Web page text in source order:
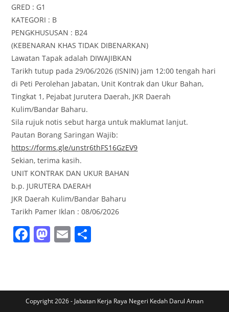
GRED : G1
KATEGORI : B
PENGKHUSUSAN : B24
(KEBENARAN KHAS TIDAK DIBENARKAN)
Lawatan Tapak adalah DIWAJIBKAN
Tarikh tutup pada 29/06/2026 (ISNIN) jam 12:00 tengah hari
di Peti Perolehan Jabatan, Unit Kontrak dan Ukur Bahan,
Tingkat 1, Pejabat Jurutera Daerah, JKR Daerah
Kulim/Bandar Baharu.
Sila rujuk notis sebut harga untuk maklumat lanjut.
Pautan Borang Saringan Wajib:
https://forms.gle/unstr6thFS16GzEV9
Sekian, terima kasih.
UNIT KONTRAK DAN UKUR BAHAN
b.p. JURUTERA DAERAH
JKR Daerah Kulim/Bandar Baharu
Tarikh Pamer Iklan : 08/06/2026
F
b
M
d
E
Copyright 2026 - Jabatan Kerja Raya Negeri Kedah Darul Aman